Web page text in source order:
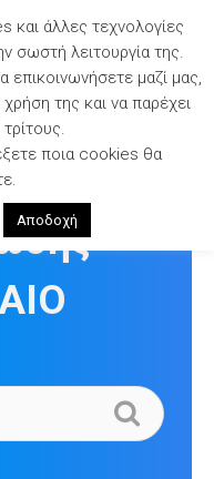
και άλλες τεχνολογίες
σωστή λειτουργία της.
μαζί μας,
χρήση της και να παρέχει
ποια cookies θα
Αποδοχή